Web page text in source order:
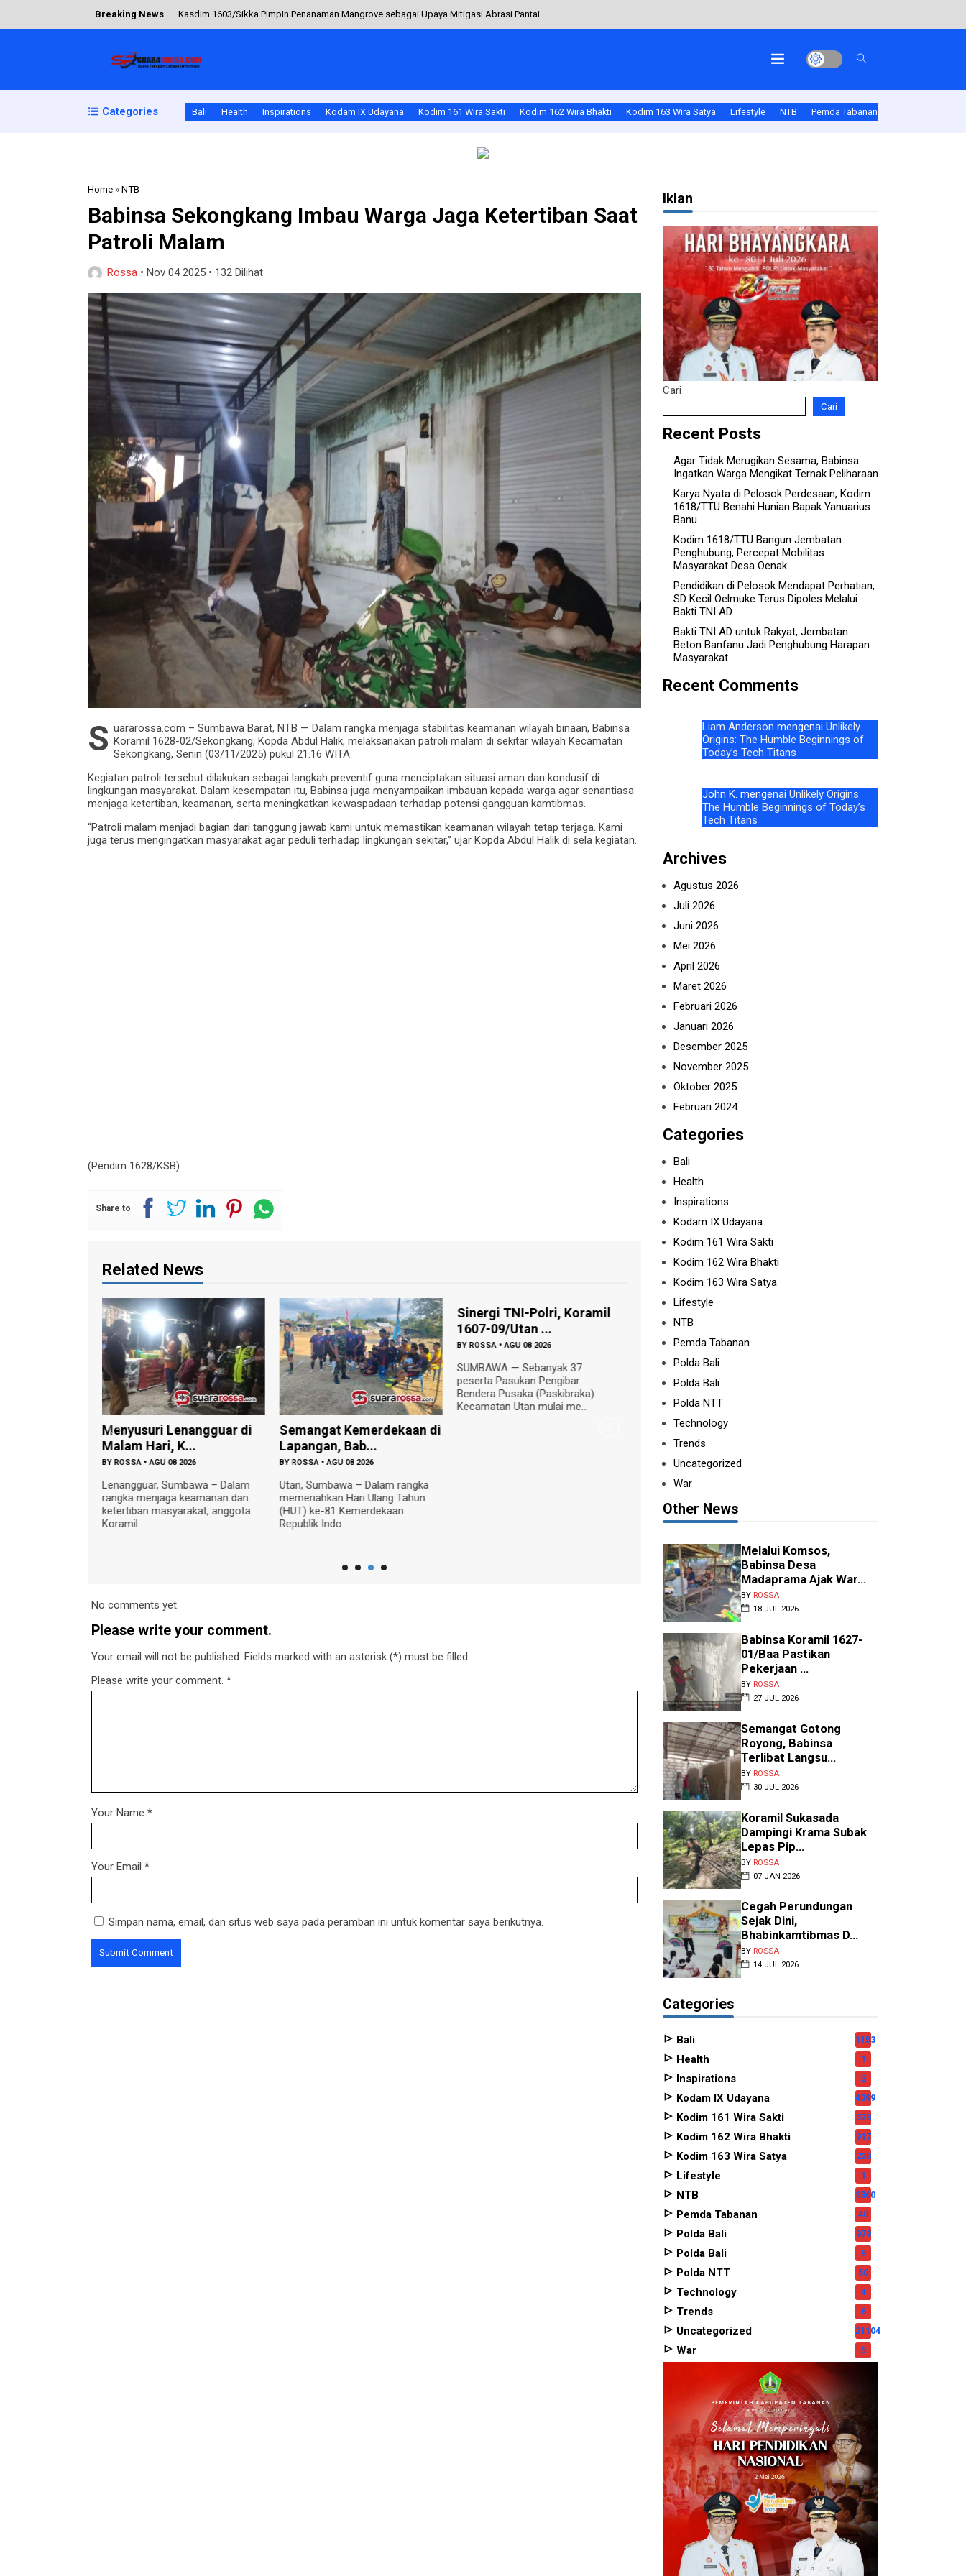
Breaking News Kasdim 1603/Sikka Pimpin Penanaman Mangrove sebagai Upaya Mitigasi Abrasi Pantai
Bhabinkamtibmas Desa Mambang Hadiri Musyawarah Desa (Musdes) Desa Mambang
Categories Bali Health Inspirations Kodam IX Udayana Kodim 161 Wira Sakti Kodim 162 Wira Bhakti Kodim 163 Wira Satya Lifestyle NTB Pemda Tabanan
Home »NTB
Babinsa Sekongkang Imbau Warga Jaga Ketertiban Saat
Patroli Malam
Rossa • Nov 04 2025 • 132 Dilihat
S uararossa.com – Sumbawa Barat, NTB — Dalam rangka menjaga stabilitas keamanan wilayah binaan, Babinsa
Koramil 1628-02/Sekongkang, Kopda Abdul Halik, melaksanakan patroli malam di sekitar wilayah Kecamatan
Sekongkang, Senin (03/11/2025) pukul 21.16 WITA.
Kegiatan patroli tersebut dilakukan sebagai langkah preventif guna menciptakan situasi aman dan kondusif di
lingkungan masyarakat. Dalam kesempatan itu, Babinsa juga menyampaikan imbauan kepada warga agar senantiasa
menjaga ketertiban, keamanan, serta meningkatkan kewaspadaan terhadap potensi gangguan kamtibmas.
“Patroli malam menjadi bagian dari tanggung jawab kami untuk memastikan keamanan wilayah tetap terjaga. Kami
juga terus mengingatkan masyarakat agar peduli terhadap lingkungan sekitar,” ujar Kopda Abdul Halik di sela kegiatan.
(Pendim 1628/KSB).
Share to
Related News
‎Menyusuri Lenangguar di
Malam Hari, K...
BY ROSSA •AGU 08 2026
‎Lenangguar, Sumbawa – Dalam
rangka menjaga keamanan dan
ketertiban masyarakat, anggota
Koramil ...
‎Semangat Kemerdekaan di
Lapangan, Bab...
BY ROSSA •AGU 08 2026
‎Utan, Sumbawa – Dalam rangka
memeriahkan Hari Ulang Tahun
(HUT) ke-81 Kemerdekaan
Republik Indo...
Sinergi TNI-Polri, Koramil
1607-09/Utan ...
BY ROSSA •AGU 08 2026
SUMBAWA — Sebanyak 37
peserta Pasukan Pengibar
Bendera Pusaka (Paskibraka)
Kecamatan Utan mulai me...
Jelang HUT RI, TNI dan
Warga Bersatu Per...
ROSSA •AGU 08 2026
Sumbawa, NTB – Semangat
(HUT) ke-81 Kemerdekaan
Republik Indonesia Tahu...
No comments yet.
Please write your comment.
Your email will not be published. Fields marked with an asterisk (*) must be filled.
Please write your comment. *
Your Name *
Your Email *
Simpan nama, email, dan situs web saya pada peramban ini untuk komentar saya berikutnya.
Iklan
Cari
Cari
Recent Posts
Agar Tidak Merugikan Sesama, Babinsa
Ingatkan Warga Mengikat Ternak Peliharaan
Karya Nyata di Pelosok Perdesaan, Kodim
1618/TTU Benahi Hunian Bapak Yanuarius
Banu
Kodim 1618/TTU Bangun Jembatan
Penghubung, Percepat Mobilitas
Masyarakat Desa Oenak
Pendidikan di Pelosok Mendapat Perhatian,
SD Kecil Oelmuke Terus Dipoles Melalui
Bakti TNI AD
Bakti TNI AD untuk Rakyat, Jembatan
Beton Banfanu Jadi Penghubung Harapan
Masyarakat
Recent Comments
Liam Anderson mengenai Unlikely
Origins: The Humble Beginnings of
Today’s Tech Titans
John K. mengenai Unlikely Origins:
The Humble Beginnings of Today’s
Tech Titans
Archives
Agustus 2026
Juli 2026
Juni 2026
Mei 2026
April 2026
Maret 2026
Februari 2026
Januari 2026
Desember 2025
November 2025
Oktober 2025
Februari 2024
Categories
Bali
Health
Inspirations
Kodam IX Udayana
Kodim 161 Wira Sakti
Kodim 162 Wira Bhakti
Kodim 163 Wira Satya
Lifestyle
NTB
Pemda Tabanan
Polda Bali
Polda Bali
Polda NTT
Technology
Trends
Uncategorized
War
Other News
Melalui Komsos,
Babinsa Desa
Madaprama Ajak War...
BY ROSSA
18 JUL 2026
Babinsa Koramil 1627-
01/Baa Pastikan
Pekerjaan ...
BY ROSSA
27 JUL 2026
Semangat Gotong
Royong, Babinsa
Terlibat Langsu...
BY ROSSA
30 JUL 2026
Koramil Sukasada
Dampingi Krama Subak
Lepas Pip...
BY ROSSA
07 JAN 2026
Cegah Perundungan
Sejak Dini,
Bhabinkamtibmas D...
BY ROSSA
14 JUL 2026
Categories
Bali 1153
Health 1
Inspirations 3
Kodam IX Udayana 4099
Kodim 161 Wira Sakti 578
Kodim 162 Wira Bhakti 917
Kodim 163 Wira Satya 228
Lifestyle 1
NTB 3860
Pemda Tabanan 40
Polda Bali 979
Polda Bali 9
Polda NTT 50
Technology 4
Trends 6
Uncategorized 21104
War 5